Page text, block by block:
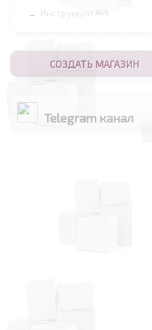
→ Инструкции API
СОЗДАТЬ МАГАЗИН
Telegram канал